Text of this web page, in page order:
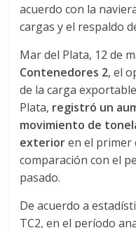
acuerdo con la
cargas y el respaldo
Mar del Plata, 12 de
Contenedores 2, el
de la carga
Plata, registró un
movimiento de
exterioren el primer
comparación con el
pasado.
De acuerdo a
TC2, en el período